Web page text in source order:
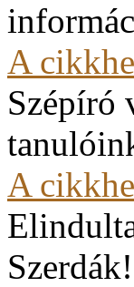
A
Szépíró
A
Szerdák!